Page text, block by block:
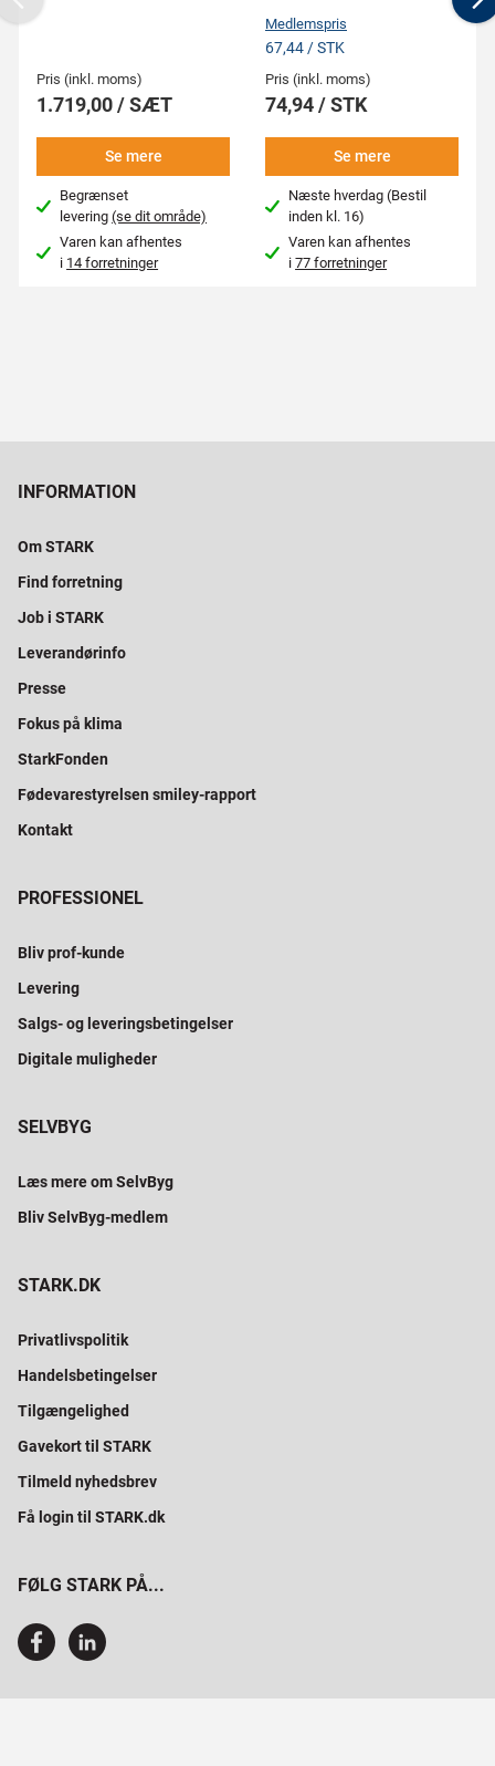
Pris (inkl. moms)
1.719,00 / SÆT
Se mere
Begrænset
levering(se dit område)
Varen kan afhentes
i 14 forretninger
Medlemspris
67,44 / STK
Pris (inkl. moms)
74,94 / STK
Se mere
Næste hverdag (Bestil
inden kl. 16)
Varen kan afhentes
i77 forretninger
Previous
INFORMATION
Om STARK
Find forretning
Job i STARK
Leverandørinfo
Presse
Fokus på klima
StarkFonden
Fødevarestyrelsen smiley-rapport
Kontakt
PROFESSIONEL
Bliv prof-kunde
Levering
Salgs- og leveringsbetingelser
Digitale muligheder
SELVBYG
Læs mere om SelvByg
Bliv SelvByg-medlem
STARK.DK
Privatlivspolitik
Handelsbetingelser
Tilgængelighed
Gavekort til STARK
Tilmeld nyhedsbrev
Få login til STARK.dk
FØLG STARK PÅ...